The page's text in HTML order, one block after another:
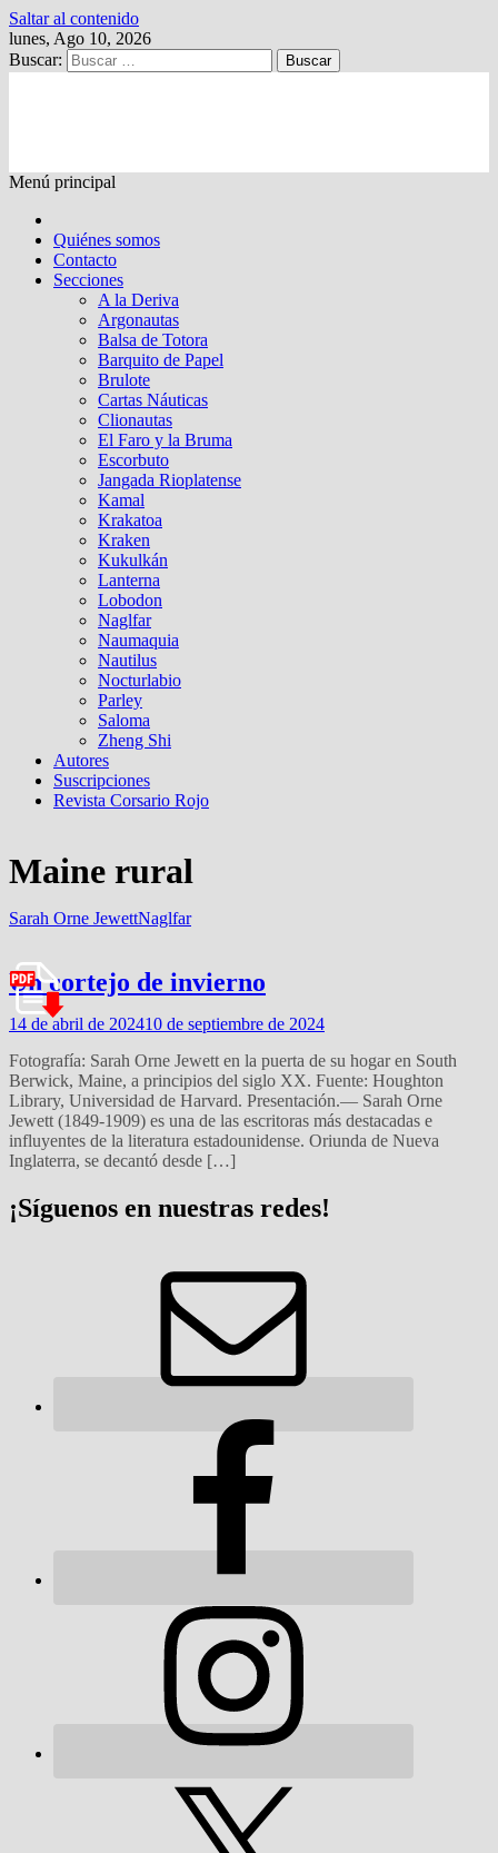
Saltar al contenido
lunes, Ago 10, 2026
Buscar:
Menú principal
Quiénes somos
Contacto
Secciones
A la Deriva
Argonautas
Balsa de Totora
Barquito de Papel
Brulote
Cartas Náuticas
Clionautas
El Faro y la Bruma
Escorbuto
Jangada Rioplatense
Kamal
Krakatoa
Kraken
Kukulkán
Lanterna
Lobodon
Naglfar
Naumaquia
Nautilus
Nocturlabio
Parley
Saloma
Zheng Shi
Autores
Suscripciones
Revista Corsario Rojo
Maine rural
Sarah Orne JewettNaglfar
Un cortejo de invierno
14 de abril de 202410 de septiembre de 2024
Fotografía: Sarah Orne Jewett en la puerta de su hogar en South
Berwick, Maine, a principios del siglo XX. Fuente: Houghton
Library, Universidad de Harvard. Presentación.— Sarah Orne
Jewett (1849-1909) es una de las escritoras más destacadas e
influyentes de la literatura estadounidense. Oriunda de Nueva
Inglaterra, se decantó desde […]
¡Síguenos en nuestras redes!